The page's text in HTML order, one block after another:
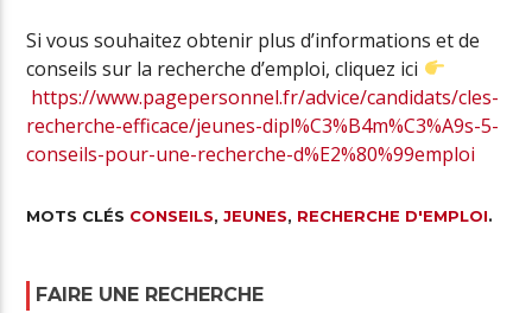
Si vous souhaitez obtenir plus d’informations et de
conseils sur la recherche d’emploi, cliquez ici
https://www.pagepersonnel.fr/advice/candidats/cles-
recherche-efficace/jeunes-dipl%C3%B4m%C3%A9s-5-
conseils-pour-une-recherche-d%E2%80%99emploi
MOTS CLÉS CONSEILS,JEUNES, RECHERCHE D'EMPLOI.
FAIRE UNE RECHERCHE